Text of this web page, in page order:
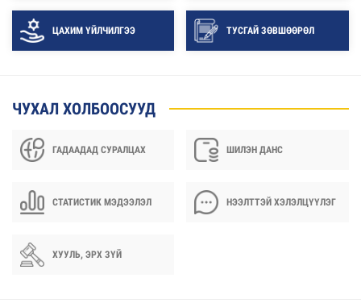
ЦАХИМ ҮЙЛЧИЛГЭЭ ТУСГАЙ ЗӨВШӨӨРӨЛ
ЧУХАЛ ХОЛБООСУУД
ГАДААДАД СУРАЛЦАХ ШИЛЭН ДАНС
СТАТИСТИК МЭДЭЭЛЭЛ НЭЭЛТТЭЙ ХЭЛЭЛЦҮҮЛЭГ
ХУУЛЬ, ЭРХ ЗҮЙ